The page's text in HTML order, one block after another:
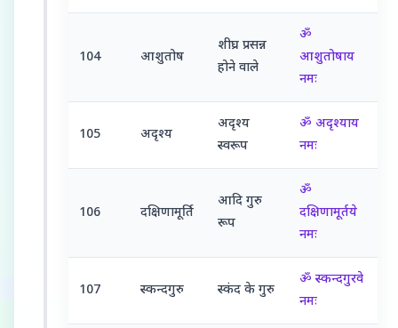
104 आशुतोष
शीघ्र प्रसन्न
होने वाले
ॐ
आशुतोषाय
नमः
105 अदृश्य
अदृश्य
स्वरूप
ॐ अदृश्याय
नमः
106 दक्षिणामूर्ति
आदि गुरु
रूप
ॐ
दक्षिणामूर्तये
नमः
107 स्कन्दगुरु स्कंद के गुरु
ॐ स्कन्दगुरवे
नमः